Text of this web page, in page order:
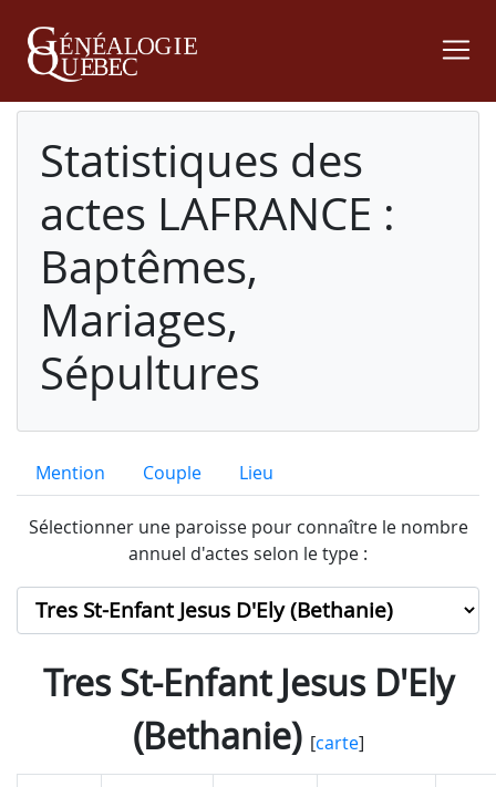
Statistiques des
actes LAFRANCE :
Baptêmes,
Mariages,
Sépultures
Mention Couple Lieu
Sélectionner une paroisse pour connaître le nombre
annuel d'actes selon le type :
Tres St-Enfant Jesus D'Ely
(Bethanie)[carte]